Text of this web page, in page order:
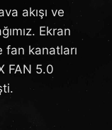
akışı ve
Ekran
fan kanatları
FAN 5.0